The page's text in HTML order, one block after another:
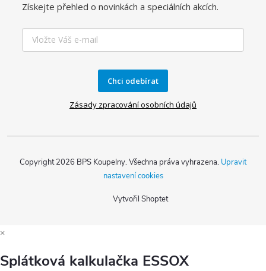
Získejte přehled o novinkách a speciálních akcích.
Chci odebírat
Zásady zpracování osobních údajů
Vytvořil Shoptet
Copyright 2026 BPS Koupelny. Všechna práva vyhrazena. Upravit
nastavení cookies
×
Splátková kalkulačka ESSOX